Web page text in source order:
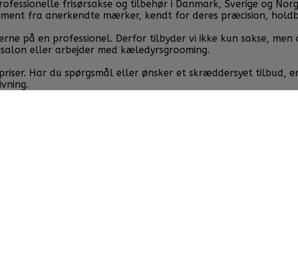
frisørsakse og tilbehør i Danmark, Sverige og
fra anerkendte mærker, kendt for deres præcision,
på en professionel. Derfor tilbyder vi ikke kun sakse,
eller arbejder med kæledyrsgrooming.
Har du spørgsmål eller ønsker et skræddersyet tilbud,